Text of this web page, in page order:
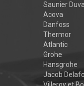
Saunier Duval
Acova
Danfoss
Thermor
Atlantic
Grohe
Hansgrohe
Jacob